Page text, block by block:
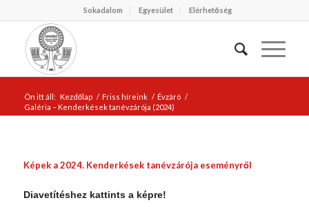
Sokadalom Egyesület Elérhetőség
Ön itt áll: Kezdőlap / Friss híreink / Évzáró /
Galéria – Kenderkések tanévzárója (2024)
Képek a 2024. Kenderkések tanévzárója eseményről
Diavetítéshez kattints a képre!